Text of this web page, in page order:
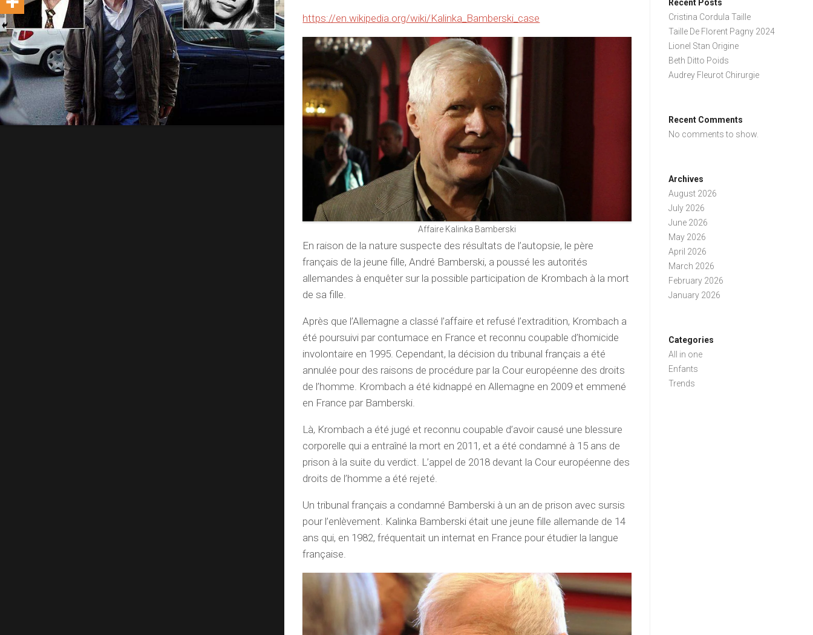
https://en.wikipedia.org/wiki/Kalinka_Bamberski_case
Affaire Kalinka Bamberski
En raison de la nature suspecte des résultats de l’autopsie, le père
français de la jeune fille, André Bamberski, a poussé les autorités
allemandes à enquêter sur la possible participation de Krombach à la mort
de sa fille.
Après que l’Allemagne a classé l’affaire et refusé l’extradition, Krombach a
été poursuivi par contumace en France et reconnu coupable d’homicide
involontaire en 1995. Cependant, la décision du tribunal français a été
annulée pour des raisons de procédure par la Cour européenne des droits
de l’homme. Krombach a été kidnappé en Allemagne en 2009 et emmené
en France par Bamberski.
Là, Krombach a été jugé et reconnu coupable d’avoir causé une blessure
corporelle qui a entraîné la mort en 2011, et a été condamné à 15 ans de
prison à la suite du verdict. L’appel de 2018 devant la Cour européenne des
droits de l’homme a été rejeté.
Un tribunal français a condamné Bamberski à un an de prison avec sursis
pour l’enlèvement. Kalinka Bamberski était une jeune fille allemande de 14
ans qui, en 1982, fréquentait un internat en France pour étudier la langue
française.
Recent Posts
Cristina Cordula Taille
Taille De Florent Pagny 2024
Lionel Stan Origine
Beth Ditto Poids
Audrey Fleurot Chirurgie
Recent Comments
No comments to show.
Archives
August 2026
July 2026
June 2026
May 2026
April 2026
March 2026
February 2026
January 2026
Categories
All in one
Enfants
Trends